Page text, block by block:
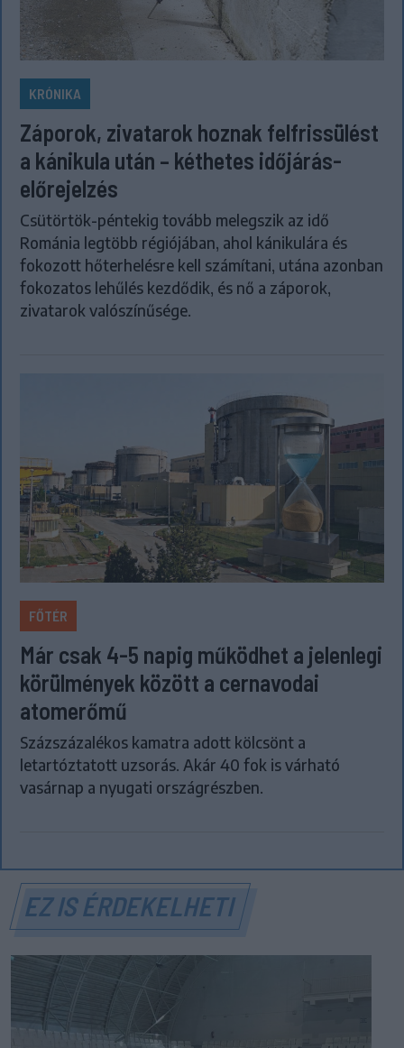
KRÓNIKA
Záporok, zivatarok hoznak felfrissülést
a kánikula után – kéthetes időjárás-
előrejelzés
Csütörtök-péntekig tovább melegszik az idő
Románia legtöbb régiójában, ahol kánikulára és
fokozott hőterhelésre kell számítani, utána azonban
fokozatos lehűlés kezdődik, és nő a záporok,
zivatarok valószínűsége.
FŐTÉR
Már csak 4-5 napig működhet a jelenlegi
körülmények között a cernavodai
atomerőmű
Százszázalékos kamatra adott kölcsönt a
letartóztatott uzsorás. Akár 40 fok is várható
vasárnap a nyugati országrészben.
EZ IS ÉRDEKELHETI